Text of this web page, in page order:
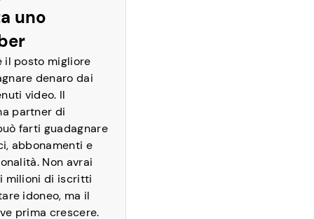
uno
il posto migliore
denaro dai
video. Il
partner di
farti guadagnare
abbonamenti e
Non avrai
milioni di iscritti
idoneo, ma il
prima crescere.